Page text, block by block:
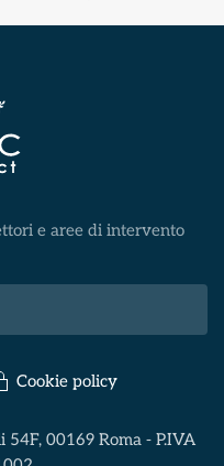
e aree di intervento
Cookie policy
54F, 00169 Roma - P.IVA